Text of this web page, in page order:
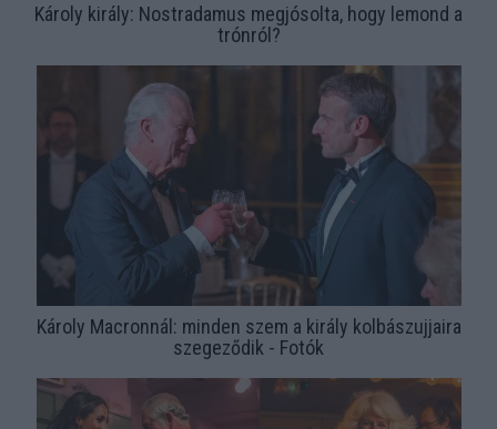
Károly király: Nostradamus megjósolta, hogy lemond a
trónról?
Károly Macronnál: minden szem a király kolbászujjaira
szegeződik - Fotók